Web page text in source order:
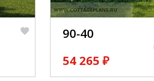
90-40
54 265 ₽